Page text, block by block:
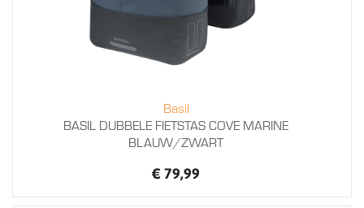
Basil
BASIL DUBBELE FIETSTAS COVE MARINE
BLAUW/ZWART
€ 79,99